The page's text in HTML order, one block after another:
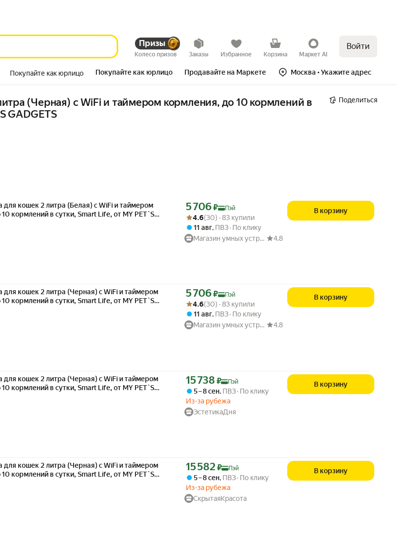
Призы
Колесо призов Заказы Избранное Корзина Маркет AI
Войти
Покупайте как юрлицо Покупайте как юрлицо Продавайте на Маркете Москва • Укажите адрес
(Черная) с WiFi и таймером кормления, до 10 кормлений в
GADGETS
Поделиться
кошек 2 литра (Белая) с WiFi и таймером
кормлений в сутки, Smart Life, от MY PET`S
Цена с картой Яндекс Пэй 5706 ₽ вместо
5 706₽
Пэй
Рейтинг товара: 4.6 из 5
Оценок: (30) · 83 купили
4.6(30) · 83 купили
11 авг, ПВЗ По клику
Магазин умных устройств "Мой питомец"
4.8
В корзину
кошек 2 литра (Черная) с WiFi и таймером
кормлений в сутки, Smart Life, от MY PET`S
Цена с картой Яндекс Пэй 5706 ₽ вместо
5 706₽
Пэй
Рейтинг товара: 4.6 из 5
Оценок: (30) · 83 купили
4.6(30) · 83 купили
11 авг, ПВЗ По клику
Магазин умных устройств "Мой питомец"
4.8
В корзину
кошек 2 литра (Черная) с WiFi и таймером
кормлений в сутки, Smart Life, от MY PET`S
Цена с картой Яндекс Пэй 15738 ₽ вместо
15 738 ₽ Пэй
5 – 8 сен, ПВЗ По клику
Из-за рубежа
ЭстетикаДня
В корзину
кошек 2 литра (Черная) с WiFi и таймером
кормлений в сутки, Smart Life, от MY PET`S
Цена с картой Яндекс Пэй 15582 ₽ вместо
15 582 ₽ Пэй
5 – 8 сен, ПВЗ По клику
Из-за рубежа
СкрытаяКрасота
В корзину